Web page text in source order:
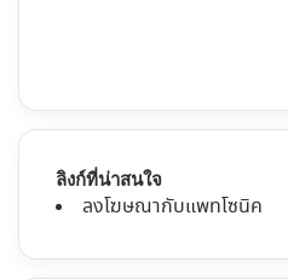
ลิงก์ที่น่าสนใจ
ลงโฆษณากับแพทโซนิค